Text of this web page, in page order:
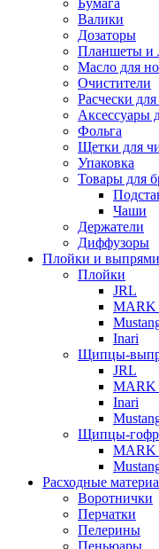
Валики
Дозаторы
Планшеты и
Масло для
Очистители
Расчески
Аксессуары
Фольга
Щетки для
Упаковка
Товары для
Чаши
Держатели
Диффузоры
Плойки и
Плойки
JRL
MARK
Inari
Щипцы-
JRL
MARK
Inari
Щипцы-
MARK
Расходные
Воротнички
Перчатки
Пелерины
Пеньюары